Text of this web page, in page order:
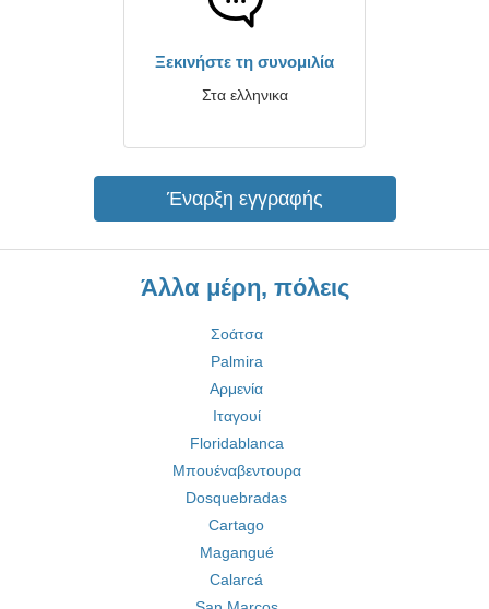
Ξεκινήστε τη συνομιλία
Στα ελληνικα
Έναρξη εγγραφής
Άλλα μέρη, πόλεις
Σοάτσα
Palmira
Αρμενία
Ιταγουί
Floridablanca
Μπουέναβεντουρα
Dosquebradas
Cartago
Magangué
Calarcá